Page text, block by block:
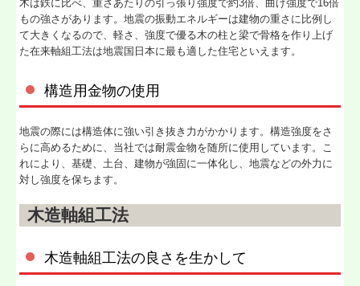
木は鉄に比べ、重さあたりの引っ張り強度で約3倍、曲げ強度で16倍
もの強さがあります。地震の振動エネルギーは建物の重さに比例し
て大きくなるので、軽さ、強度で優る木の柱と梁で骨格を作り上げ
た在来軸組工法は地震国日本に最も適した住宅といえます。
構造用金物の使用
地震の際には構造体に強い引き抜き力がかかります。構造強度をさ
らに高めるために、当社では耐震金物を随所に使用しています。こ
れにより、基礎、土台、建物が強固に一体化し、地震などの外力に
対し強度を保ちます。
木造軸組工法
木造軸組工法の良さを生かして